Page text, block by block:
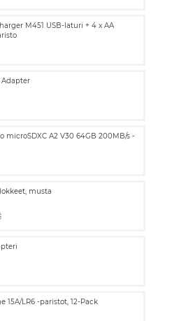
M451 USB-laturi + 4 x AA
Adapter
microSDXC A2 V30 64GB 200MB/s -
musta
15A/LR6 -paristot, 12-Pack